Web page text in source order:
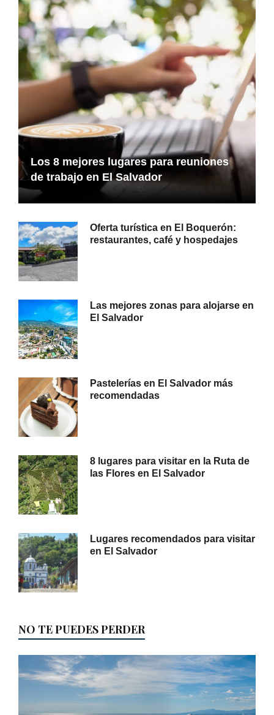
Los 8 mejores lugares para reuniones
de trabajo en El Salvador
Oferta turística en El Boquerón:
restaurantes, café y hospedajes
Las mejores zonas para alojarse en
El Salvador
Pastelerías en El Salvador más
recomendadas
8 lugares para visitar en la Ruta de
las Flores en El Salvador
Lugares recomendados para visitar
en El Salvador
NO TE PUEDES PERDER